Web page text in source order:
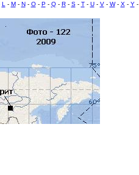
L - M- N- O- P- Q- R- S- T- U- V- W- X - Y-